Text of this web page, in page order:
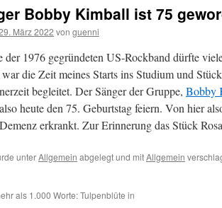
Bobby Kimball ist 75
März 2022 von guenni
der 1976 gegründeten US-Rockband dürfte
war die Zeit meines Starts ins Studium und
begleitet. Der Sänger der Gruppe, Bobby
heute den 75. Geburtstag feiern. Von hier
erkrankt. Zur Erinnerung das Stück
unterAllgemein abgelegt und mitAllgemein
als 1.000 Worte: Tulpenblüte in